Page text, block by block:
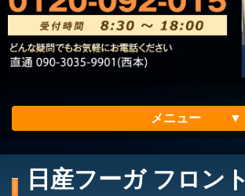
メニュー
会社案内
日産フーガ フロン